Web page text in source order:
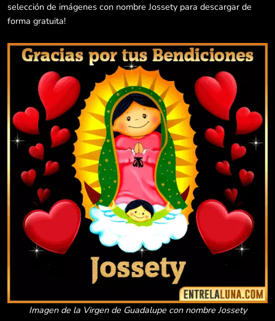
selección de imágenes con nombre Jossety para descargar de
forma gratuita!
Imagen de la Virgen de Guadalupe con nombre Jossety